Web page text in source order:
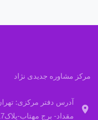
مرکز مشاوره جدیدی نژاد
location_on
آدرس دفتر مرکزی:
مقداد- برج مهتاب-پلاک17